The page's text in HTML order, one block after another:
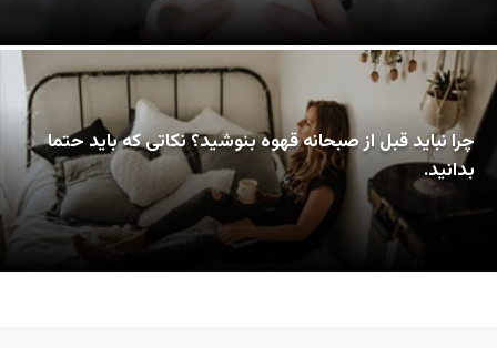
چرا نباید قبل از صبحانه قهوه بنوشید؟ نکاتی که باید حتما
بدانید.